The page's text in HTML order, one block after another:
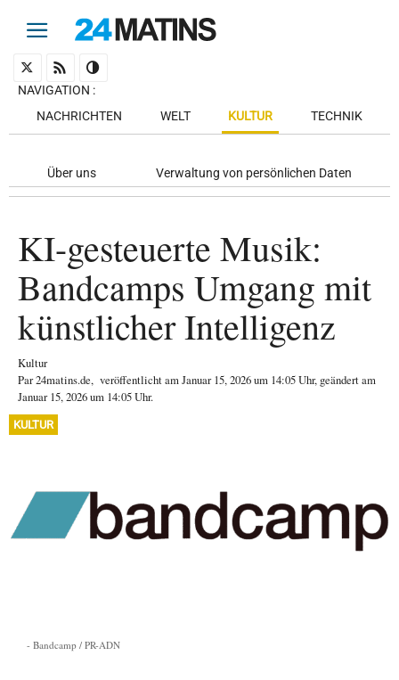
NAVIGATION :
NACHRICHTEN
WELT KULTUR TECHNIK
Über uns Verwaltung von persönlichen Daten
KI-gesteuerte Musik:
Bandcamps Umgang mit
künstlicher Intelligenz
Kultur
Par24matins.de, veröffentlicht amJanuar 15, 2026um 14:05 Uhr, geändert am
Januar 15, 2026 um 14:05 Uhr.
KULTUR
Bandcamp / PR-ADN